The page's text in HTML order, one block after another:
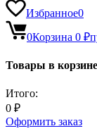
Избранное0
0Корзина 0 ₽
Товары в корзине
Итого:
0 ₽
Оформить заказ